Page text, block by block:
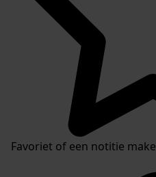
Favoriet of een notitie